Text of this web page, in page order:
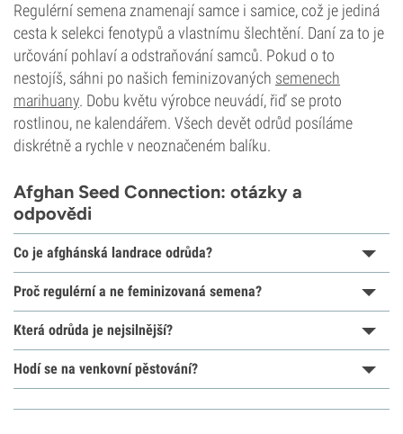
Regulérní semena znamenají samce i samice, což je jediná
cesta k selekci fenotypů a vlastnímu šlechtění. Daní za to je
určování pohlaví a odstraňování samců. Pokud o to
nestojíš, sáhni po našich feminizovaných semenech
marihuany. Dobu květu výrobce neuvádí, řiď se proto
rostlinou, ne kalendářem. Všech devět odrůd posíláme
diskrétně a rychle v neoznačeném balíku.
Afghan Seed Connection: otázky a
odpovědi
Co je afghánská landrace odrůda?
Proč regulérní a ne feminizovaná semena?
Která odrůda je nejsilnější?
Hodí se na venkovní pěstování?